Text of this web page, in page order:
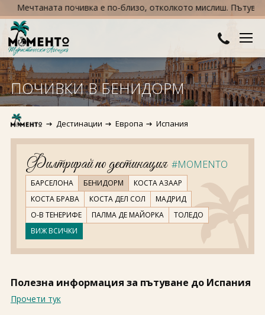
Мечтаната почивка е по-близо, отколкото мислиш. Пътувай
ДЕСТИНАЦИИ
Австралия и Океания
Азия
Африка
Европа
Северна Америка
Южна Америка
ХОТЕЛИ
Хотели в България
Хотели в Гърция
Хотели в Турция
КРУИЗИ
ТУРЦИЯ
ПРАЗНИЦИ
Великден
Коледа
ПОЛЕЗНО
КОНТАКТИ
Документи
Магазин
Общи условия
ПОЧИВКИ В БЕНИДОРМ
Дестинации Европа Испания
Филтрирай по дестинация #MOMENTO
БАРСЕЛОНА БЕНИДОРМ
КОСТА АЗААР
КОСТА БРАВА
КОСТА ДЕЛ СОЛ
МАДРИД
О-В ТЕНЕРИФЕ
ПАЛМА ДЕ МАЙОРКА
ТОЛЕДО
ВИЖ ВСИЧКИ
Полезна информация за пътуване до Испания
Прочети тук